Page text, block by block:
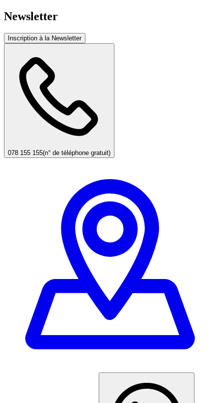
Newsletter
Inscription à la Newsletter
078 155 155(n° de téléphone gratuit)